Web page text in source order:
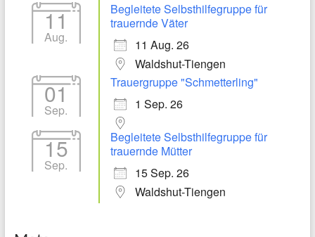
11
Aug.
Begleitete Selbsthilfegruppe für
trauernde Väter
11 Aug. 26
Waldshut-Tiengen
01
Sep.
Trauergruppe "Schmetterling"
1 Sep. 26
15
Sep.
Begleitete Selbsthilfegruppe für
trauernde Mütter
15 Sep. 26
Waldshut-Tiengen